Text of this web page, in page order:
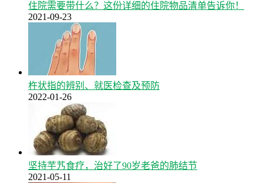
住院需要带什么？这份详细的住院物品清单告诉你！
2021-09-23
杵状指的辨别、就医检查及预防
2022-01-26
坚持芋艿食疗，治好了90岁老爸的肺结节
2021-05-11